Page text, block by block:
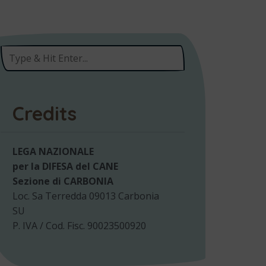
Credits
LEGA NAZIONALE
per la DIFESA del CANE
Sezione di CARBONIA
Loc. Sa Terredda 09013 Carbonia
SU
P. IVA / Cod. Fisc. 90023500920